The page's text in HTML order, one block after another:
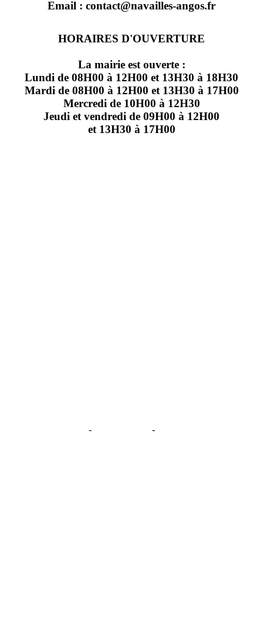
Email : contact@navailles-angos.fr
HORAIRES D'OUVERTURE
La mairie est ouverte :
Lundi de 08H00 à 12H00 et 13H30 à 18H30
Mardi de 08H00 à 12H00 et 13H30 à 17H00
Mercredi de 10H00 à 12H30
Jeudi et vendredi de 09H00 à 12H00
et 13H30 à 17H00
- -